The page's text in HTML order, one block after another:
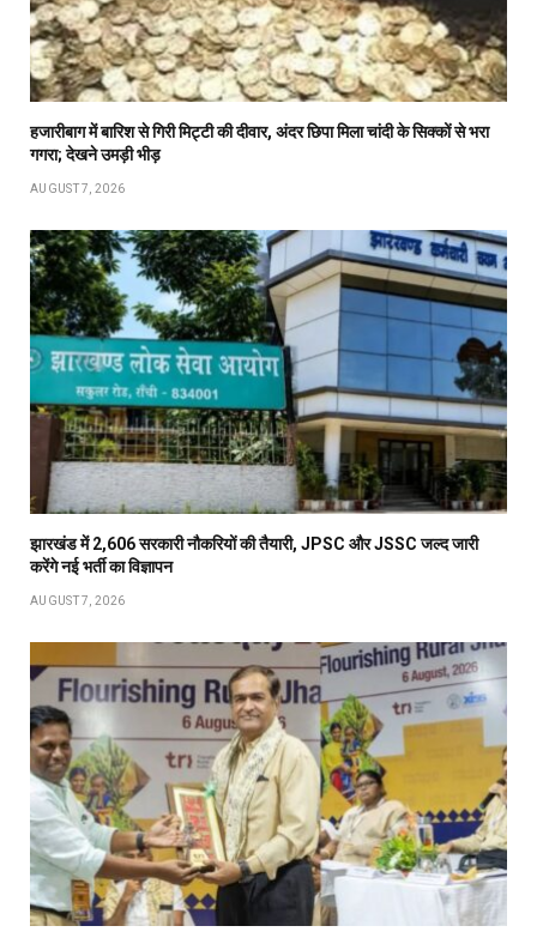
हजारीबाग में बारिश से गिरी मिट्टी की दीवार, अंदर छिपा मिला चांदी के सिक्कों से भरा
गगरा; देखने उमड़ी भीड़
AUGUST 7, 2026
झारखंड में 2,606 सरकारी नौकरियों की तैयारी, JPSC और JSSC जल्द जारी
करेंगे नई भर्ती का विज्ञापन
AUGUST 7, 2026